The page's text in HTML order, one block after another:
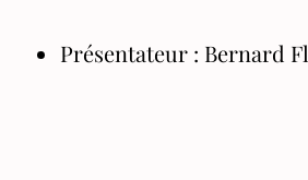
Présentateur : Bernard